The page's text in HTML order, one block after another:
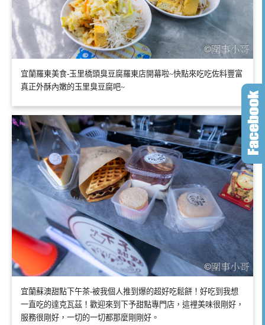
宜蘭羅東美食-玉里橋頭臭豆腐羅東店開幕啦~快點來吃吃佐料豐富
真正外酥內嫩的玉里臭豆腐吧~
宜蘭蘇澳甜點下午茶-被我個人推到爆的超好吃鬆餅！好吃到我想
一直吃的達克瓦茲！歡迎來到下予甜點專門店，這裡美味很剛好，
服務很剛好，一切的一切都那麼剛剛好。